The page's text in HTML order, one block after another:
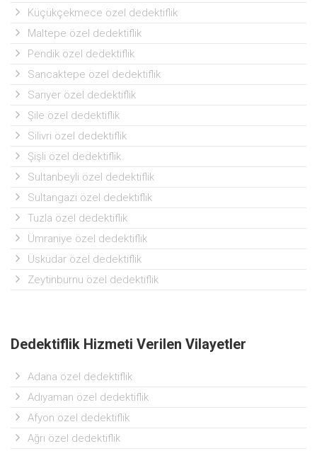
Küçükçekmece özel dedektiflik
Maltepe özel dedektiflik
Pendik özel dedektiflik
Sancaktepe özel dedektiflik
Sarıyer özel dedektiflik
Şile özel dedektiflik
Silivri özel dedektiflik
Şişli özel dedektiflik
Sultanbeyli özel dedektiflik
Sultangazi özel dedektiflik
Tuzla özel dedektiflik
Ümraniye özel dedektiflik
Üsküdar özel dedektiflik
Zeytinburnu özel dedektiflik
Dedektiflik Hizmeti Verilen Vilayetler
Adana özel dedektiflik
Adıyaman özel dedektiflik
Afyon özel dedektiflik
Ağrı özel dedektiflik